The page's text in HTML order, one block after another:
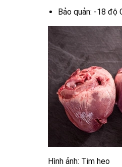
Bảo quản: -18 độ
Hình ảnh: Tim heo